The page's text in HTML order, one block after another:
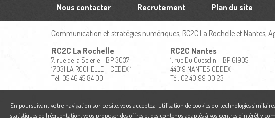
Nous contacter Recrutement Plan du site
Communication et stratégies numériques, RC2C La Rochelle et Nantes,
RC2C La Rochelle
7, rue de la Scierie - BP 3037
17031 LA ROCHELLE - CEDEX 1
Tél: 05 46 45 84 00
RC2C Nantes
1, rue Du Guesclin - BP 61905
44019 NANTES CEDEX
Tél: 02 40 99 00 23
En poursuivant votre navigation sur ce site, vous acceptez l'utilisation de cookies ou technologies
statistiques de fréquentation, vous proposer des offres et des contenus adaptés à vos centres d'intérêt y